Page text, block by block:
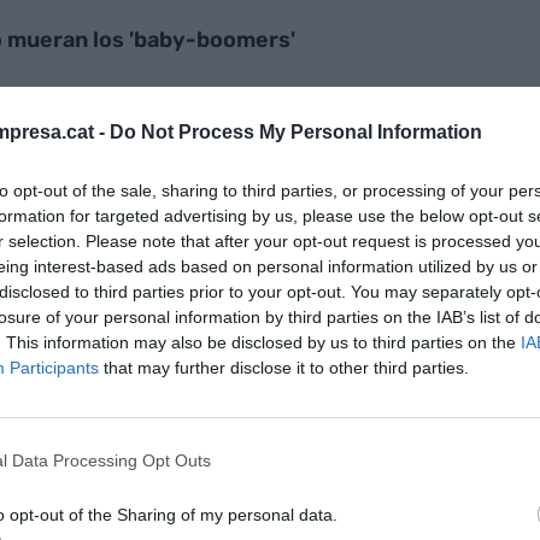
- Do Not Process My Personal Information
opt-out of the sale, sharing to third parties, or processing of your
for targeted advertising by us, please use the below opt-out
selection. Please note that after your opt-out request is processed
interest-based ads based on personal information utilized by us
to third parties prior to your opt-out. You may separately
of your personal information by third parties on the IAB’s list of
This information may also be disclosed by us to third parties on the
Participants that may further disclose it to other third parties.
Data Processing Opt Outs
opt-out of the Sharing of my personal data.
mueran los 'baby-boomers'
más vendidos fueron el televisorSony
Polaroid OneStep. En 1980, el walkman
En 2000, el iPod deApple. Y en 2010, el iPad
de esta lista, los productos estrella del
se decantan por la novedad, la innovación,
la otra cara de la moneda que la bolsa de rafia.
al carro y al plástico